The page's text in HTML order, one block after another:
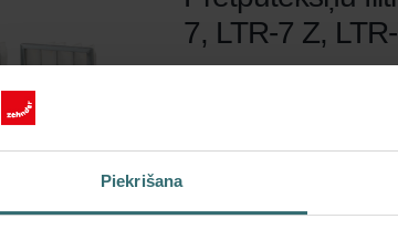
Piekrišana
7, LTR-7 Z,
Kataloga numurs:
Šis produkts atrodas